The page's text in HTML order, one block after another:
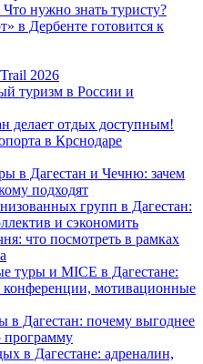
нужно знать туристу?
в Дербенте готовится к
2026
туризм в России и
делает отдых доступным!
в Крснодаре
в Дагестан и Чечню: зачем
подходят
групп в Дагестан:
и сэкономить
что посмотреть в рамках
туры и MICE в Дагестане:
мотивационные
в Дагестан: почему выгоднее
программу
в Дагестане: адреналин,